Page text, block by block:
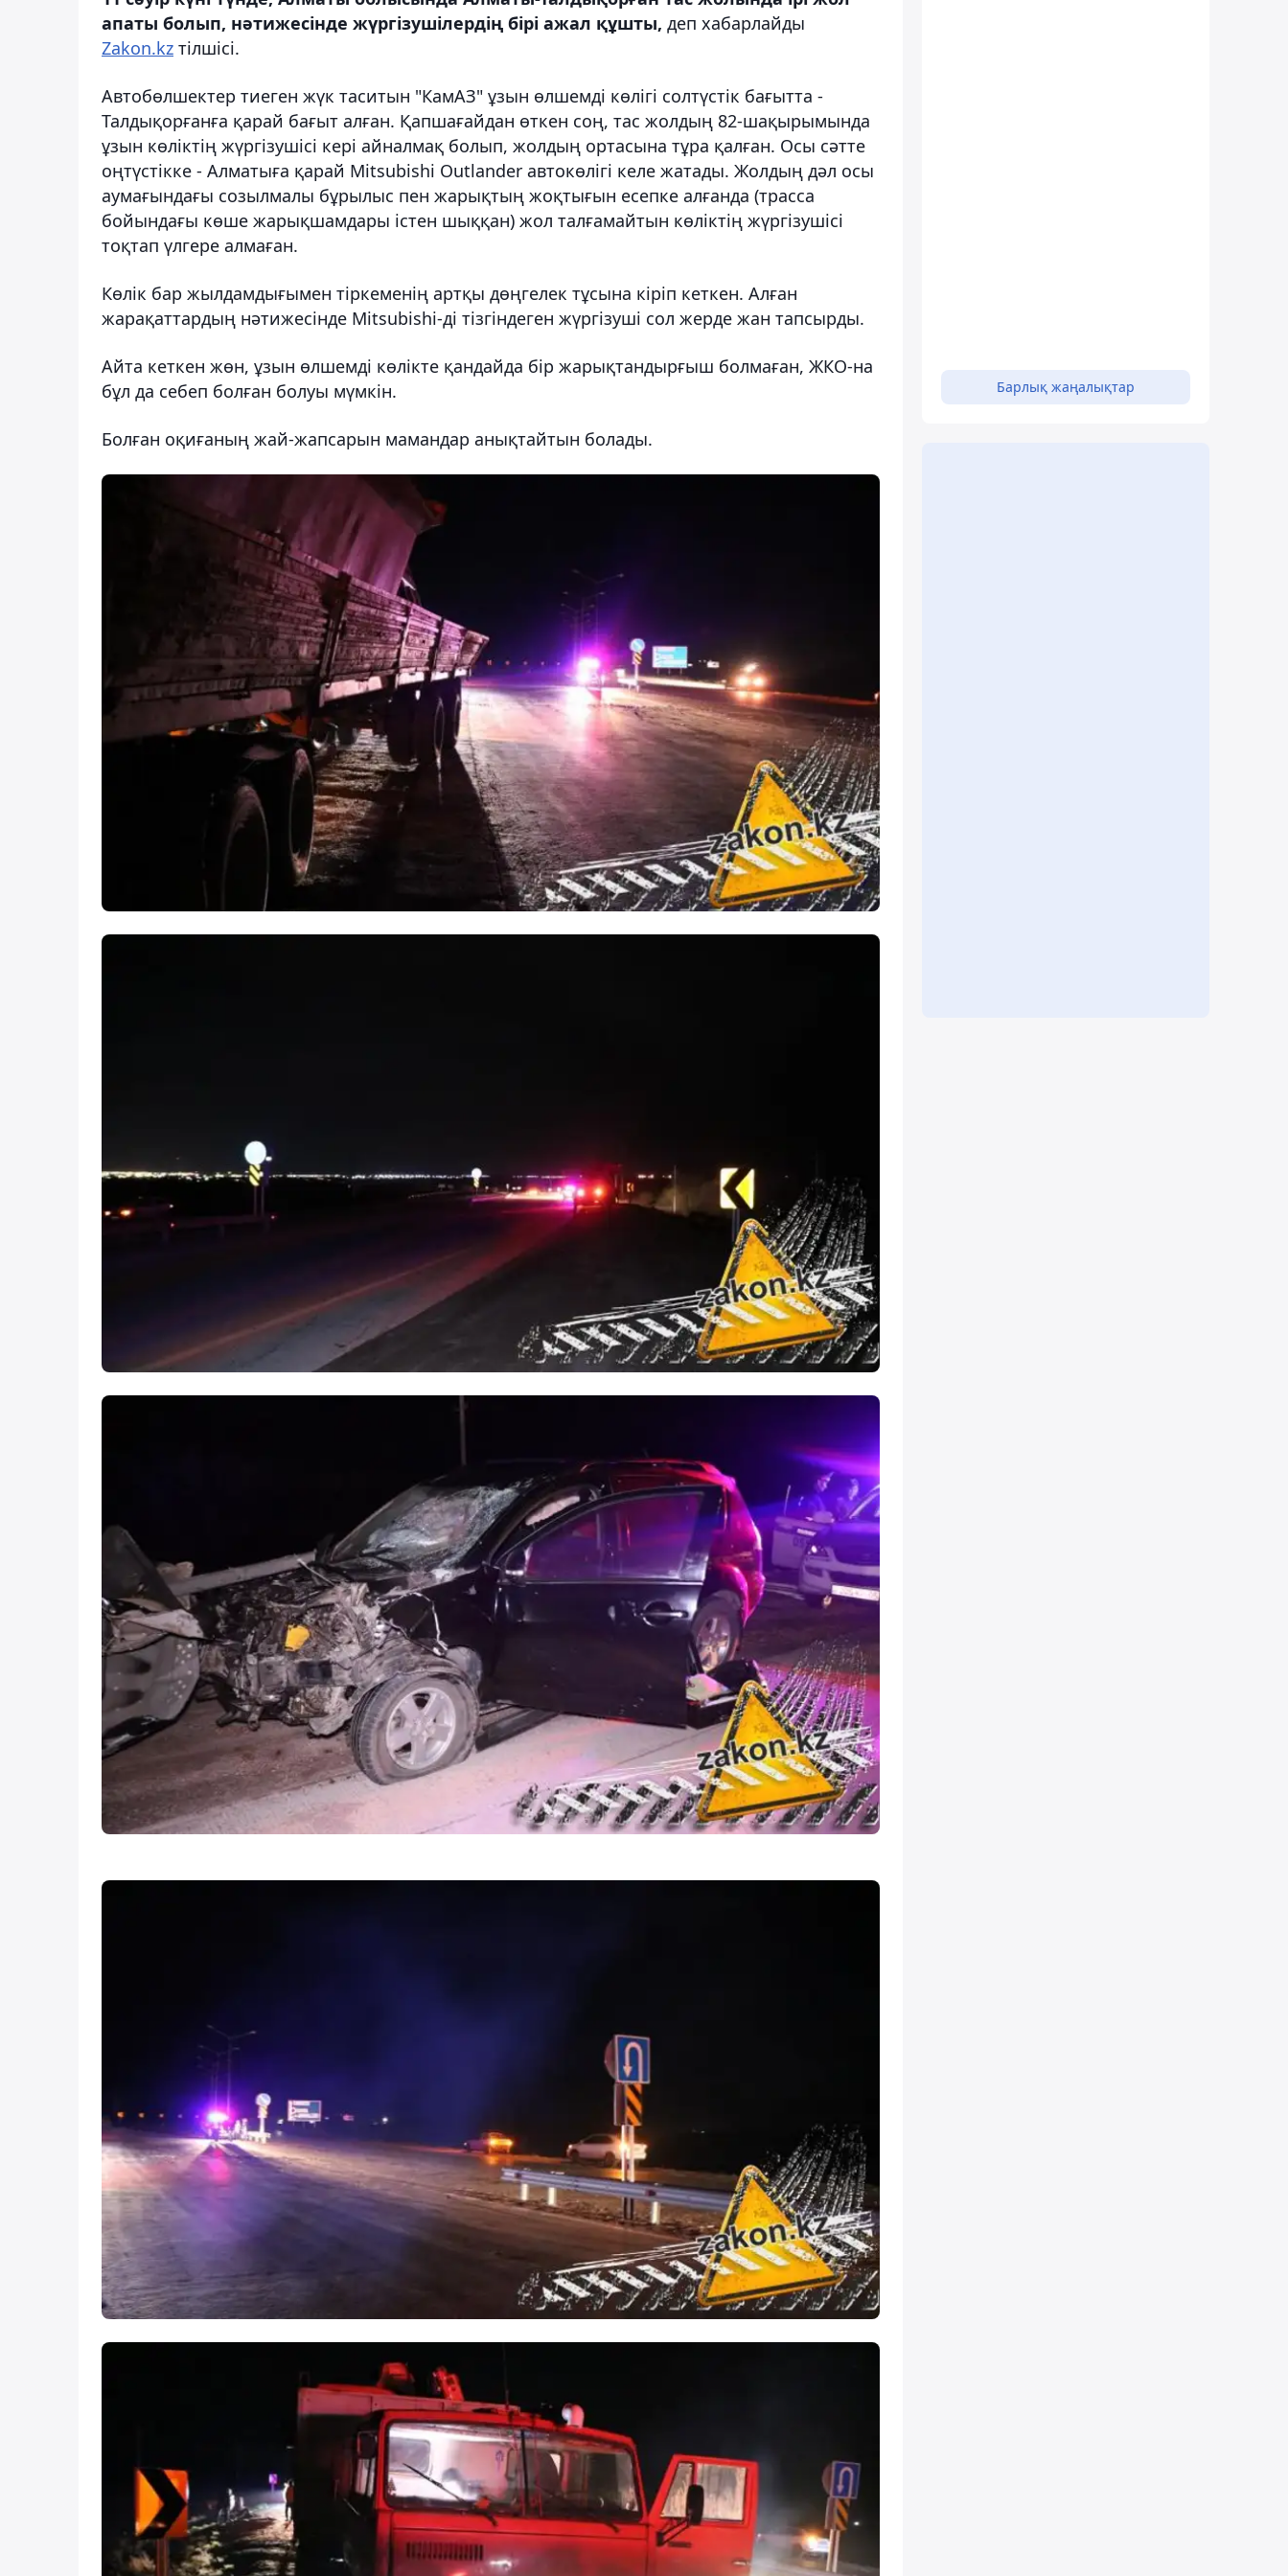
апаты болып, нәтижесінде жүргізушілердің бірі ажал құшты, деп хабарлайды
Zakon.kz тілшісі.
Автобөлшектер тиеген жүк таситын "КамАЗ" ұзын өлшемді көлігі солтүстік бағытта -
Талдықорғанға қарай бағыт алған. Қапшағайдан өткен соң, тас жолдың 82-шақырымында
ұзын көліктің жүргізушісі кері айналмақ болып, жолдың ортасына тұра қалған. Осы сәтте
оңтүстікке - Алматыға қарай Mitsubishi Outlander автокөлігі келе жатады. Жолдың дәл осы
аумағындағы созылмалы бұрылыс пен жарықтың жоқтығын есепке алғанда (трасса
бойындағы көше жарықшамдары істен шыққан) жол талғамайтын көліктің жүргізушісі
тоқтап үлгере алмаған.
Көлік бар жылдамдығымен тіркеменің артқы дөңгелек тұсына кіріп кеткен. Алған
жарақаттардың нәтижесінде Mitsubishi-ді тізгіндеген жүргізуші сол жерде жан тапсырды.
Айта кеткен жөн, ұзын өлшемді көлікте қандайда бір жарықтандырғыш болмаған, ЖКО-на
бұл да себеп болған болуы мүмкін.
Болған оқиғаның жай-жапсарын мамандар анықтайтын болады.
Барлық жаңалықтар